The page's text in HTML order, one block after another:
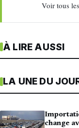
Voir tous
À LIRE AUSSI
LA UNE DU
change